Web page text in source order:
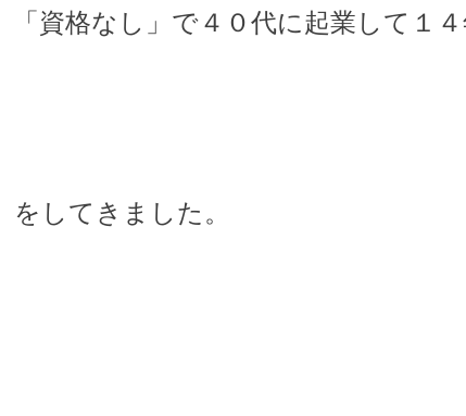
資格なし」で４０代に起業して１
してきました。